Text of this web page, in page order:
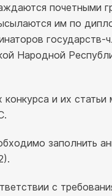
почетными
им по
Народной
и их статьи
заполнить
с